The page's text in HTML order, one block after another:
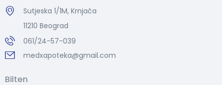
Sutjeska 1/1M, Krnjača
11210 Beograd
061/24-57-039
medxapoteka@gmail.com
Bilten